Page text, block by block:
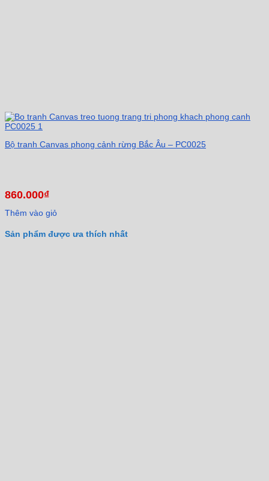
Bộ tranh Canvas phong cảnh rừng Bắc Âu – PC0025
860.000₫
Thêm vào giỏ
Sản phẩm được ưa thích nhất